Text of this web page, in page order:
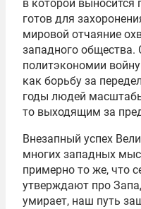
в которой выносится
готов для
мировой отчаяние
западного общества.
политэкономии
как борьбу за
годы людей
то выходящим за
Внезапный успех
многих западных
примерно то же, что
утверждают про
умирает, наш путь